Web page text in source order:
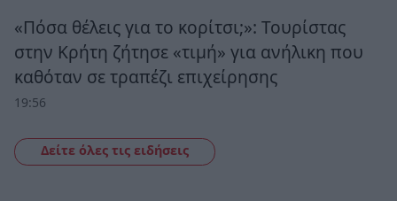
«Πόσα θέλεις για το κορίτσι;»: Τουρίστας
στην Κρήτη ζήτησε «τιμή» για ανήλικη που
καθόταν σε τραπέζι επιχείρησης
19:56
Δείτε όλες τις ειδήσεις